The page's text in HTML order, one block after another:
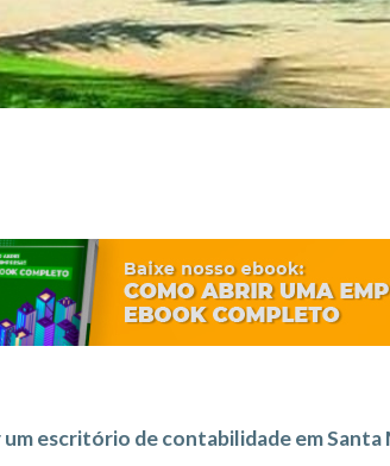
escritório de contabilidade em Santa